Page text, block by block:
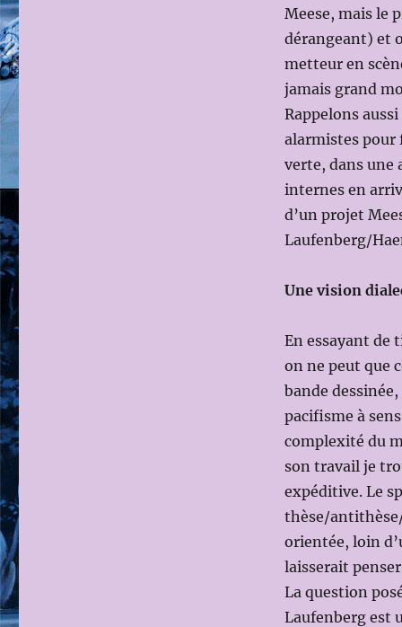
Meese, mais le
dérangeant) et
metteur en
jamais grand
Rappelons
alarmistes pour
verte, dans une
internes en
d’un projet
Laufenberg/
Une vision
En essayant de
on ne peut que
bande
pacifisme à
complexité du
son travail je
expéditive. Le
thèse/
orientée, loin
laisserait
La question
Laufenberg est